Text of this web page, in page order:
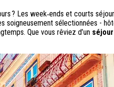
slovène
au Parthénope
? Les week‑ends et courts
soigneusement sélectionnées -
Que vous rêviez d’un